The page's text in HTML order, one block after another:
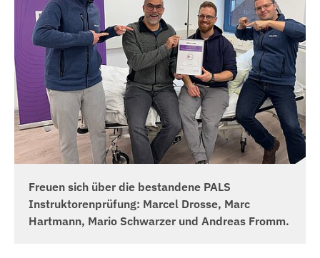
Freuen sich über die bestandene PALS
Instruktorenprüfung: Marcel Drosse, Marc
Hartmann, Mario Schwarzer und Andreas Fromm.